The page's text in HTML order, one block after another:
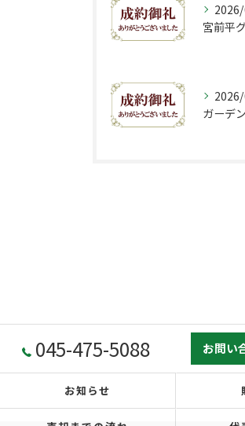
045-475-5088 お問い
お知らせ